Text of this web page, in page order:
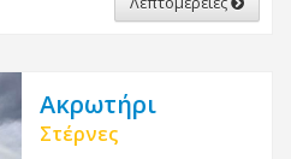
Ακρωτήρι
Στέρνες